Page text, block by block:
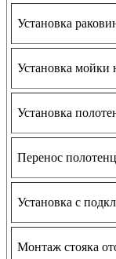
Установка
Установка мойки
Установка
Перенос
Установка с
Монтаж стояка